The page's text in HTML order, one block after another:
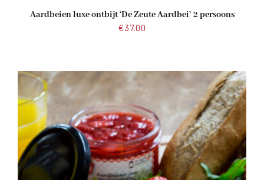
Aardbeien luxe ontbijt ‘De Zeute Aardbei’ 2 persoons
€37.00